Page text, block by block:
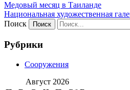
Медовый месяц в Таиланде
Национальная художественная
Поиск
Рубрики
Сооружения
Август 2026